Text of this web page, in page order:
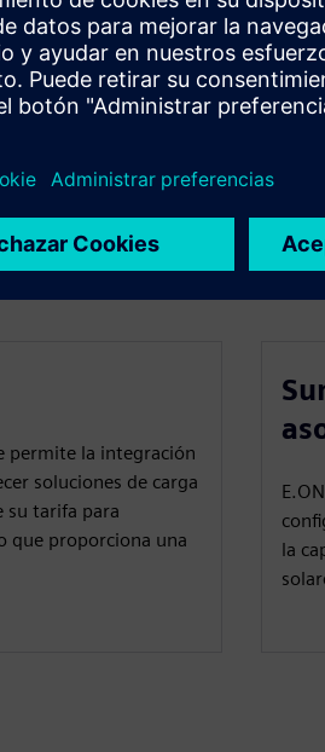
y nuestros instaladores se
para ofrecer un servicio de flota
eléctricos.
permite la integración
soluciones de carga
su tarifa para
que proporciona una
la